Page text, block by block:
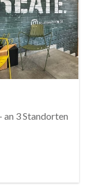
3 Standorten